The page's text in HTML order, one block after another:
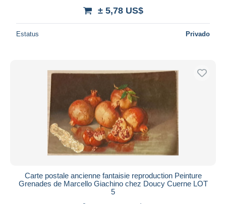
± 5,78 US$
Estatus Privado
Carte postale ancienne fantaisie reproduction Peinture
Grenades de Marcello Giachino chez Doucy Cuerne LOT
5